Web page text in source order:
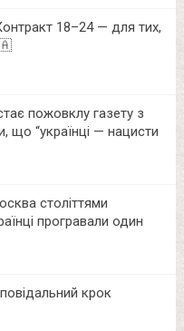
18–24 — для тих,
пожовклу газету з
що “українці — нацисти
століттями
програвали один
крок